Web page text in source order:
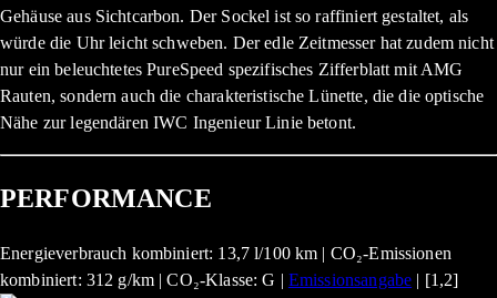
Gehäuse aus Sichtcarbon. Der Sockel ist so raffiniert gestaltet, als
würde die Uhr leicht schweben. Der edle Zeitmesser hat zudem nicht
nur ein beleuchtetes PureSpeed spezifisches Zifferblatt mit AMG
Rauten, sondern auch die charakteristische Lünette, die die optische
Nähe zur legendären IWC Ingenieur Linie betont.
PERFORMANCE
Energieverbrauch kombiniert: 13,7 l/100 km | CO₂-Emissionen
kombiniert: 312 g/km | CO₂-Klasse: G | Emissionsangabe | [1,2]